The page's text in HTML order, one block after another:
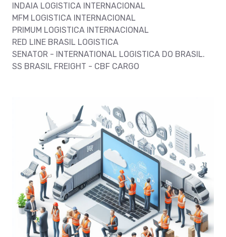
INDAIA LOGISTICA INTERNACIONAL
MFM LOGISTICA INTERNACIONAL
PRIMUM LOGISTICA INTERNACIONAL
RED LINE BRASIL LOGISTICA
SENATOR - INTERNATIONAL LOGISTICA DO BRASIL.
SS BRASIL FREIGHT - CBF CARGO